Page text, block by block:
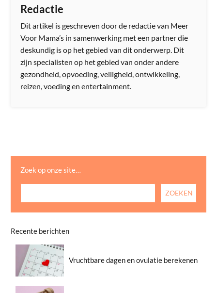
Redactie
Dit artikel is geschreven door de redactie van Meer
Voor Mama’s in samenwerking met een partner die
deskundig is op het gebied van dit onderwerp. Dit
zijn specialisten op het gebied van onder andere
gezondheid, opvoeding, veiligheid, ontwikkeling,
reizen, voeding en entertainment.
Zoek op onze site…
Recente berichten
Vruchtbare dagen en ovulatie berekenen